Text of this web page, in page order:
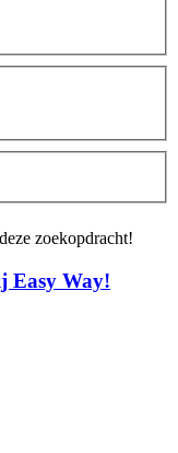
zoekopdracht!
Easy Way!